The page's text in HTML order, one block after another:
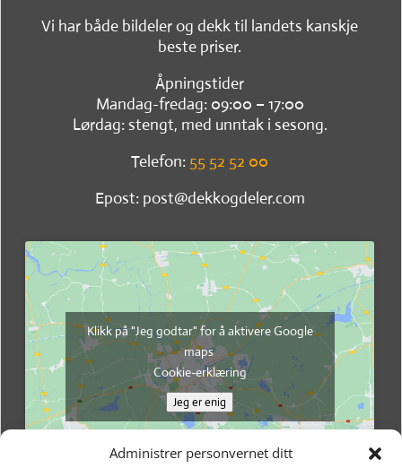
Administrer personvernet ditt
Vi har både bildeler og dekk til landets kanskje
beste priser.
Åpningstider
Mandag-fredag: 09:00 – 17:00
Lørdag: stengt, med unntak i sesong.
Telefon: 55 52 52 00
Epost: post@dekkogdeler.com
Klikk på "Jeg godtar" for å aktivere Google
maps
Cookie-erklæring
Jeg er enig